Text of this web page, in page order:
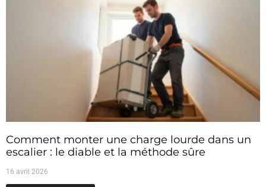
Comment monter une charge lourde dans un
escalier : le diable et la méthode sûre
16 avril 2026